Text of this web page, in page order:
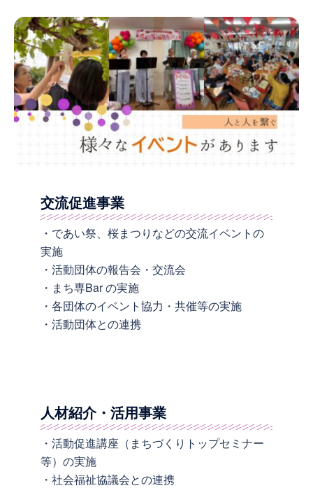
交流促進事業
・であい祭、桜まつりなどの交流イベントの
実施
・活動団体の報告会・交流会
・まち専Bar の実施
・各団体のイベント協力・共催等の実施
・活動団体との連携
人材紹介・活用事業
・活動促進講座（まちづくりトップセミナー
等）の実施
・社会福祉協議会との連携